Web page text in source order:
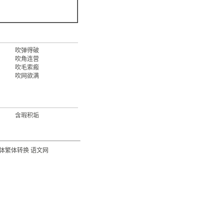
吹弹得破
吹角连营
吹毛索瘢
吹网欲满
含瑕积垢
繁体转换 语文网